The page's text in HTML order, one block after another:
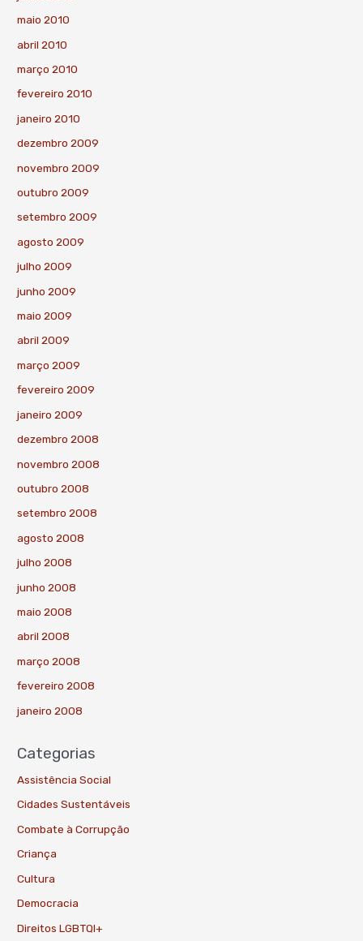
maio 2010
abril 2010
março 2010
fevereiro 2010
janeiro 2010
dezembro 2009
novembro 2009
outubro 2009
setembro 2009
agosto 2009
julho 2009
junho 2009
maio 2009
abril 2009
março 2009
fevereiro 2009
janeiro 2009
dezembro 2008
novembro 2008
outubro 2008
setembro 2008
agosto 2008
julho 2008
junho 2008
maio 2008
abril 2008
março 2008
fevereiro 2008
janeiro 2008
Categorias
Assistência Social
Cidades Sustentáveis
Combate à Corrupção
Criança
Cultura
Democracia
Direitos LGBTQI+